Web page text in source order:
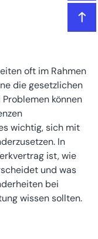
oft im Rahmen
die gesetzlichen
können
wichtig, sich mit
In
ist, wie
und was
bei
wissen sollten.